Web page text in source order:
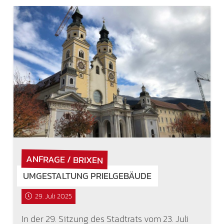
ANFRAGE / BRIXEN
UMGESTALTUNG PRIELGEBÄUDE
29. Juli 2025
In der 29. Sitzung des Stadtrats vom 23. Juli